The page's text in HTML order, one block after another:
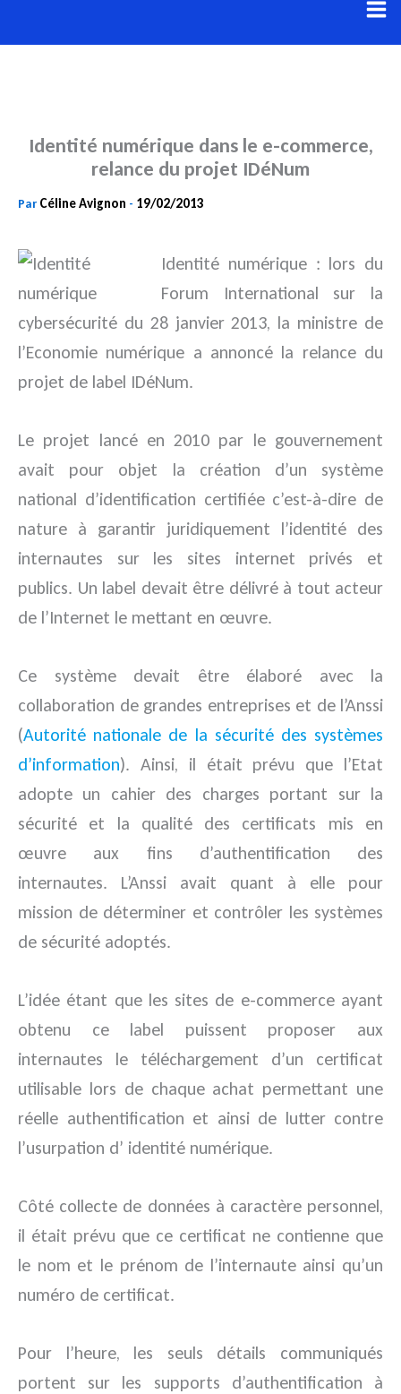
au
Identité numérique dans le e-commerce,
relance du projet IDéNum
Par Céline Avignon - 19/02/2013
Identité numérique : lors du
Forum International sur la
cybersécurité du 28 janvier 2013, la ministre de
l’Economie numérique a annoncé la relance du
projet de label IDéNum.
Le projet lancé en 2010 par le gouvernement
avait pour objet la création d’un système
national d’identification certifiée c’est-à-dire de
nature à garantir juridiquement l’identité des
internautes sur les sites internet privés et
publics. Un label devait être délivré à tout acteur
de l’Internet le mettant en œuvre.
Ce système devait être élaboré avec la
collaboration de grandes entreprises et de l’Anssi
(Autorité nationale de la sécurité des systèmes
d’information). Ainsi, il était prévu que l’Etat
adopte un cahier des charges portant sur la
sécurité et la qualité des certificats mis en
œuvre aux fins d’authentification des
internautes. L’Anssi avait quant à elle pour
mission de déterminer et contrôler les systèmes
de sécurité adoptés.
L’idée étant que les sites de e-commerce ayant
obtenu ce label puissent proposer aux
internautes le téléchargement d’un certificat
utilisable lors de chaque achat permettant une
réelle authentification et ainsi de lutter contre
l’usurpation d’ identité numérique.
Côté collecte de données à caractère personnel,
il était prévu que ce certificat ne contienne que
le nom et le prénom de l’internaute ainsi qu’un
numéro de certificat.
Pour l’heure, les seuls détails communiqués
portent sur les supports d’authentification à